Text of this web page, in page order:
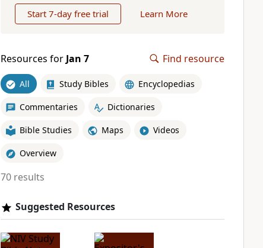
Start 7-day free trial Learn More
Resources for Jan 7 Find resource
All Study Bibles Encyclopedias
Commentaries Dictionaries
Bible Studies Maps Videos
Overview
70 results
Suggested Resources